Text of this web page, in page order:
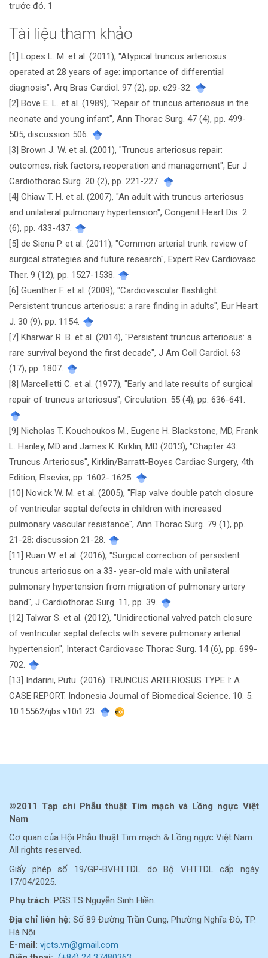
trước đó. 1
Chi
tiết
bài
viết
Tài liệu tham khảo
[1] Lopes L. M. et al. (2011), "Atypical truncus arteriosus
operated at 28 years of age: importance of differential
diagnosis", Arq Bras Cardiol. 97 (2), pp. e29-32.
[2] Bove E. L. et al. (1989), "Repair of truncus arteriosus in the
neonate and young infant", Ann Thorac Surg. 47 (4), pp. 499-
505; discussion 506.
[3] Brown J. W. et al. (2001), "Truncus arteriosus repair:
outcomes, risk factors, reoperation and management", Eur J
Cardiothorac Surg. 20 (2), pp. 221-227.
[4] Chiaw T. H. et al. (2007), "An adult with truncus arteriosus
and unilateral pulmonary hypertension", Congenit Heart Dis. 2
(6), pp. 433-437.
[5] de Siena P. et al. (2011), "Common arterial trunk: review of
surgical strategies and future research", Expert Rev Cardiovasc
Ther. 9 (12), pp. 1527-1538.
[6] Guenther F. et al. (2009), "Cardiovascular flashlight.
Persistent truncus arteriosus: a rare finding in adults", Eur Heart
J. 30 (9), pp. 1154.
[7] Kharwar R. B. et al. (2014), "Persistent truncus arteriosus: a
rare survival beyond the first decade", J Am Coll Cardiol. 63
(17), pp. 1807.
[8] Marcelletti C. et al. (1977), "Early and late results of surgical
repair of truncus arteriosus", Circulation. 55 (4), pp. 636-641.
[9] Nicholas T. Kouchoukos M., Eugene H. Blackstone, MD, Frank
L. Hanley, MD and James K. Kirklin, MD (2013), "Chapter 43:
Truncus Arteriosus", Kirklin/Barratt-Boyes Cardiac Surgery, 4th
Edition, Elsevier, pp. 1602- 1625.
[10] Novick W. M. et al. (2005), "Flap valve double patch closure
of ventricular septal defects in children with increased
pulmonary vascular resistance", Ann Thorac Surg. 79 (1), pp.
21-28; discussion 21-28.
[11] Ruan W. et al. (2016), "Surgical correction of persistent
truncus arteriosus on a 33- year-old male with unilateral
pulmonary hypertension from migration of pulmonary artery
band", J Cardiothorac Surg. 11, pp. 39.
[12] Talwar S. et al. (2012), "Unidirectional valved patch closure
of ventricular septal defects with severe pulmonary arterial
hypertension", Interact Cardiovasc Thorac Surg. 14 (6), pp. 699-
702.
[13] Indarini, Putu. (2016). TRUNCUS ARTERIOSUS TYPE I: A
CASE REPORT. Indonesia Journal of Biomedical Science. 10. 5.
10.15562/ijbs.v10i1.23.
©2011 Tạp chí Phẫu thuật Tim mạch và Lồng ngực Việt
Nam
Cơ quan của Hội Phẫu thuật Tim mạch & Lồng ngực Việt Nam.
All rights reserved.
Giấy phép số 19/GP-BVHTTDL do Bộ VHTTDL cấp ngày
17/04/2025.
Phụ trách: PGS.TS Nguyễn Sinh Hiền.
Địa chỉ liên hệ: Số 89 Đường Trần Cung, Phường Nghĩa Đô, TP.
Hà Nội.
E-mail: vjcts.vn@gmail.com